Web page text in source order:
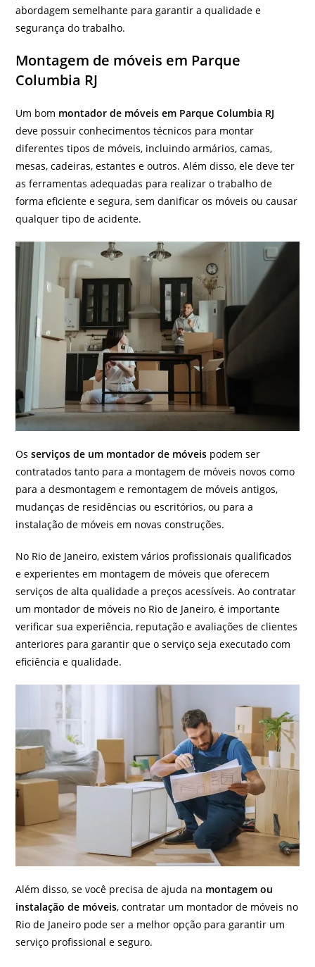
abordagem semelhante para garantir a qualidade e
segurança do trabalho.
Montagem de móveis em Parque
Columbia RJ
Um bom montador de móveis em Parque Columbia RJ
deve possuir conhecimentos técnicos para montar
diferentes tipos de móveis, incluindo armários, camas,
mesas, cadeiras, estantes e outros. Além disso, ele deve ter
as ferramentas adequadas para realizar o trabalho de
forma eficiente e segura, sem danificar os móveis ou causar
qualquer tipo de acidente.
Osserviços de um montador de móveis podem ser
contratados tanto para a montagem de móveis novos como
para a desmontagem e remontagem de móveis antigos,
mudanças de residências ou escritórios, ou para a
instalação de móveis em novas construções.
No Rio de Janeiro, existem vários profissionais qualificados
e experientes em montagem de móveis que oferecem
serviços de alta qualidade a preços acessíveis. Ao contratar
um montador de móveis no Rio de Janeiro, é importante
verificar sua experiência, reputação e avaliações de clientes
anteriores para garantir que o serviço seja executado com
eficiência e qualidade.
Além disso, se você precisa de ajuda na montagem ou
instalação de móveis, contratar um montador de móveis no
Rio de Janeiro pode ser a melhor opção para garantir um
serviço profissional e seguro.